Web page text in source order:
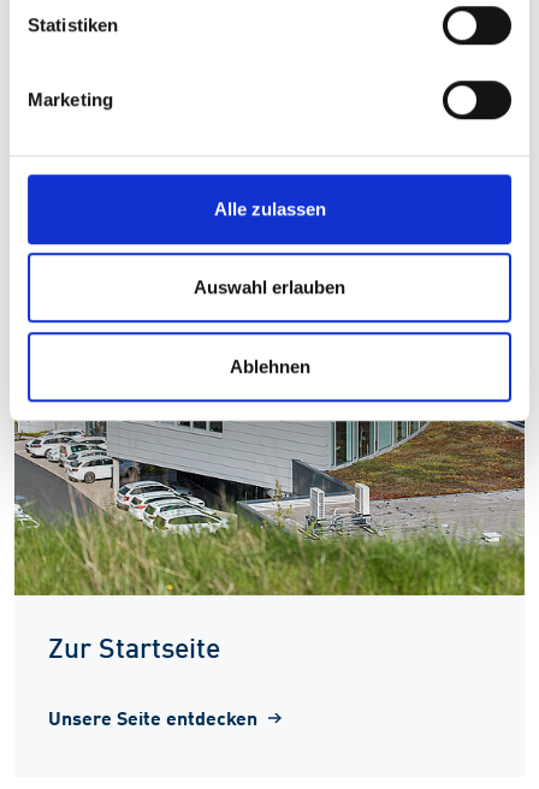
Statistiken
Marketing
Alle zulassen
Auswahl erlauben
Ablehnen
Zur Startseite
Unsere Seite entdecken